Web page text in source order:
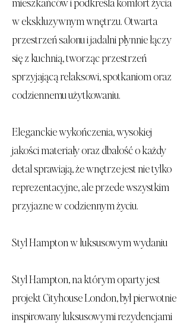
w ekskluzywnym wnętrzu. Otwarta
przestrzeń salonu i jadalni płynnie łączy
się z kuchnią, tworząc przestrzeń
sprzyjającą relaksowi, spotkaniom oraz
codziennemu użytkowaniu.
Eleganckie wykończenia, wysokiej
jakości materiały oraz dbałość o każdy
detal sprawiają, że wnętrze jest nie tylko
reprezentacyjne, ale przede wszystkim
przyjazne w codziennym życiu.
Styl Hampton w luksusowym wydaniu
Styl Hampton, na którym oparty jest
projekt Cityhouse London, był pierwotnie
inspirowany luksusowymi rezydencjami